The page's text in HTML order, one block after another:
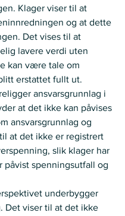
Klager viser til at
og at dette
Det vises til at
lavere verdi uten
kan være tale om
erstattet fullt ut.
ansvarsgrunnlag i
at det ikke kan påvises
ansvarsgrunnlag og
at det ikke er registrert
slik klager har
påvist spenningsutfall og
underbygger
Det viser til at det ikke